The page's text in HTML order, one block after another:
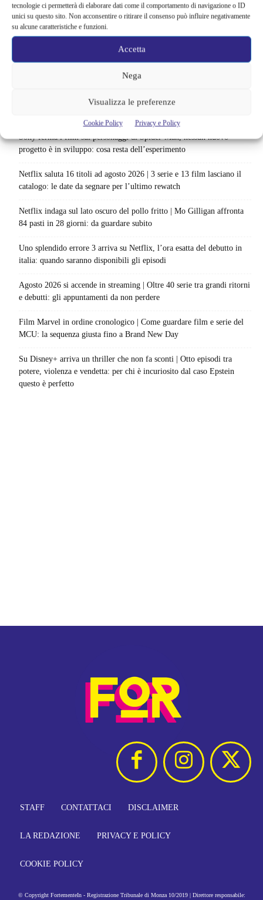
tecnologie ci permetterà di elaborare dati come il comportamento di navigazione o ID
unici su questo sito. Non acconsentire o ritirare il consenso può influire negativamente
su alcune caratteristiche e funzioni.
Accetta
Nega
Visualizza le preferenze
Cookie Policy Privacy e Policy
Sony ferma i film sui personaggi di Spider-Man, nessun nuovo
progetto è in sviluppo: cosa resta dell’esperimento
Netflix saluta 16 titoli ad agosto 2026 | 3 serie e 13 film lasciano il
catalogo: le date da segnare per l’ultimo rewatch
Netflix indaga sul lato oscuro del pollo fritto | Mo Gilligan affronta
84 pasti in 28 giorni: da guardare subito
Uno splendido errore 3 arriva su Netflix, l’ora esatta del debutto in
italia: quando saranno disponibili gli episodi
Agosto 2026 si accende in streaming | Oltre 40 serie tra grandi ritorni
e debutti: gli appuntamenti da non perdere
Film Marvel in ordine cronologico | Come guardare film e serie del
MCU: la sequenza giusta fino a Brand New Day
Su Disney+ arriva un thriller che non fa sconti | Otto episodi tra
potere, violenza e vendetta: per chi è incuriosito dal caso Epstein
questo è perfetto
STAFF CONTATTACI DISCLAIMER
LA REDAZIONE PRIVACY E POLICY
COOKIE POLICY
© Copyright FortementeIn - Registrazione Tribunale di Monza 10/2019 | Direttore responsabile: